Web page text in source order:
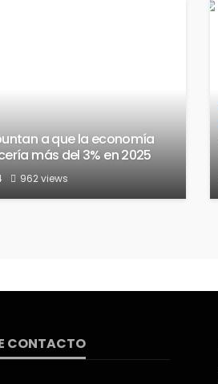
a que la economía
más del 3% en 2025
962 views
CONTACTO